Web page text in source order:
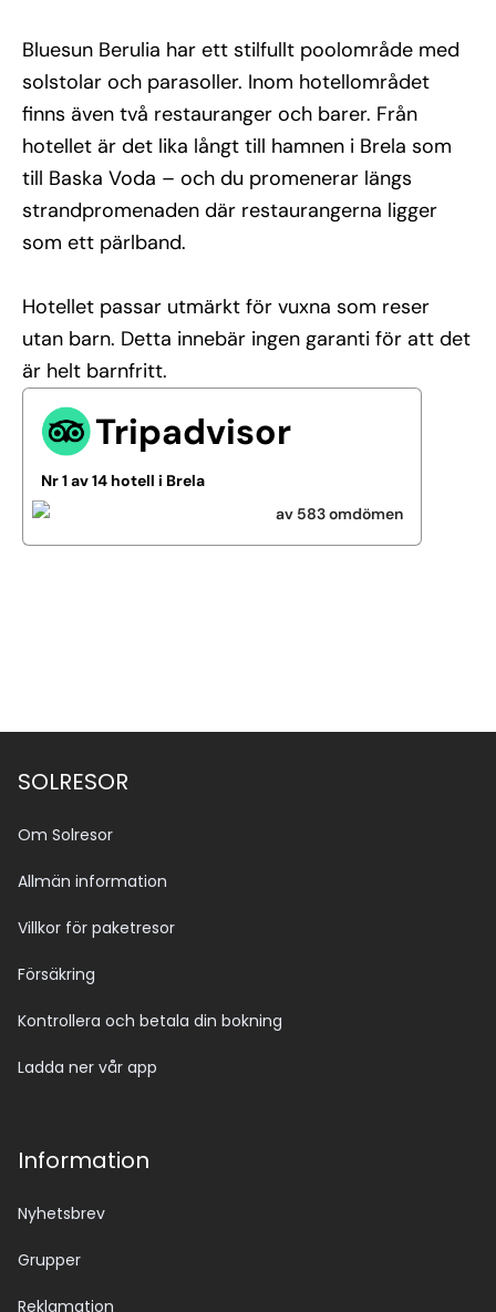
Bluesun Berulia har ett stilfullt poolområde med
solstolar och parasoller. Inom hotellområdet
finns även två restauranger och barer. Från
hotellet är det lika långt till hamnen i Brela som
till Baska Voda – och du promenerar längs
strandpromenaden där restaurangerna ligger
som ett pärlband.
Hotellet passar utmärkt för vuxna som reser
utan barn. Detta innebär ingen garanti för att det
är helt barnfritt.
Tripadvisor
Nr 1 av 14 hotell i Brela
av 583 omdömen
SOLRESOR
Om Solresor
Allmän information
Villkor för paketresor
Försäkring
Kontrollera och betala din bokning
Ladda ner vår app
Information
Nyhetsbrev
Grupper
Reklamation